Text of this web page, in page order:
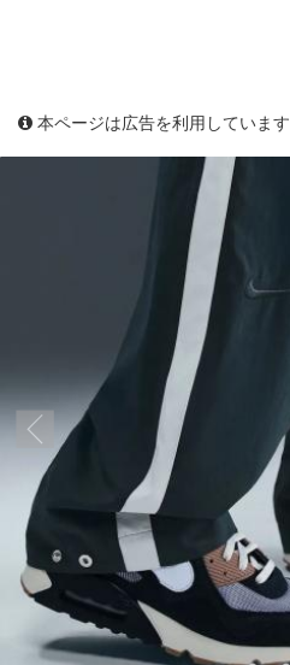
本ページは広告を利用しています